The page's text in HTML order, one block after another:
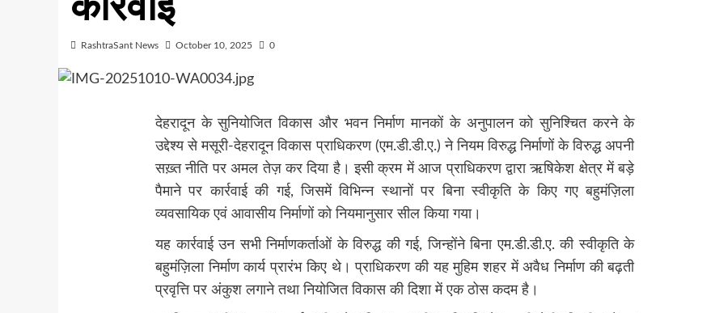
RashtraSant News October 10, 2025 0
देहरादून के सुनियोजित विकास और भवन निर्माण मानकों के अनुपालन को सुनिश्चित करने के
उद्देश्य से मसूरी-देहरादून विकास प्राधिकरण (एम.डी.डी.ए.) ने नियम विरुद्ध निर्माणों के विरुद्ध अपनी
सख़्त नीति पर अमल तेज़ कर दिया है। इसी क्रम में आज प्राधिकरण द्वारा ऋषिकेश क्षेत्र में बड़े
पैमाने पर कार्रवाई की गई, जिसमें विभिन्न स्थानों पर बिना स्वीकृति के किए गए बहुमंज़िला
व्यवसायिक एवं आवासीय निर्माणों को नियमानुसार सील किया गया।
यह कार्रवाई उन सभी निर्माणकर्ताओं के विरुद्ध की गई, जिन्होंने बिना एम.डी.डी.ए. की स्वीकृति के
बहुमंज़िला निर्माण कार्य प्रारंभ किए थे। प्राधिकरण की यह मुहिम शहर में अवैध निर्माण की बढ़ती
प्रवृत्ति पर अंकुश लगाने तथा नियोजित विकास की दिशा में एक ठोस कदम है।